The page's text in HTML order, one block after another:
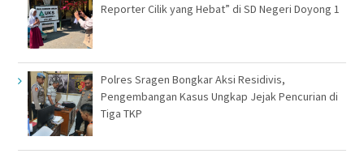
Reporter Cilik yang Hebat” di SD Negeri Doyong 1
Polres Sragen Bongkar Aksi Residivis,
Pengembangan Kasus Ungkap Jejak Pencurian di
Tiga TKP